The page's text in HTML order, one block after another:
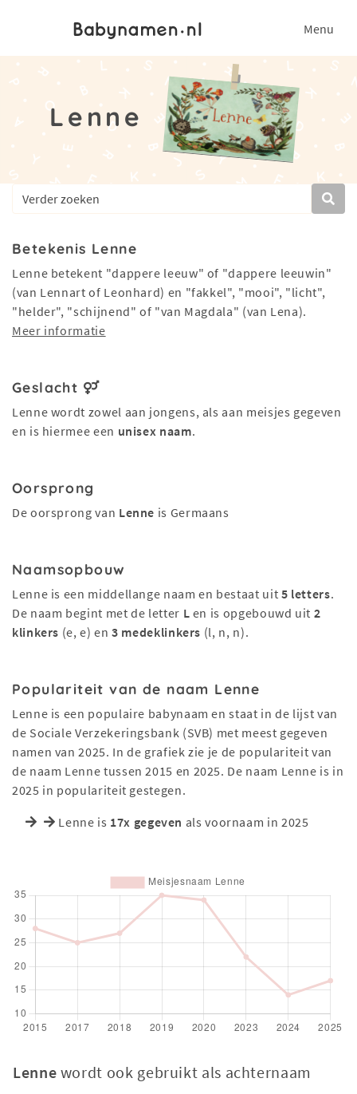
Menu
Lenne
Betekenis Lenne
Lenne betekent "dappere leeuw" of "dappere leeuwin"
(van Lennart of Leonhard) en "fakkel", "mooi", "licht",
"helder", "schijnend" of "van Magdala" (van Lena).
Meer informatie
Geslacht
Lenne wordt zowel aan jongens, als aan meisjes gegeven
en is hiermee een unisex naam.
Oorsprong
De oorsprong van Lenne is Germaans
Naamsopbouw
Lenne is een middellange naam en bestaat uit 5 letters.
De naam begint met de letter L en is opgebouwd uit 2
klinkers (e, e) en3 medeklinkers (l, n, n).
Populariteit van de naam Lenne
Lenne is een populaire babynaam en staat in de lijst van
de Sociale Verzekeringsbank (SVB) met meest gegeven
namen van 2025. In de grafiek zie je de populariteit van
de naam Lenne tussen 2015 en 2025. De naam Lenne is in
2025 in populariteit gestegen.
Lenne is 17x gegeven als voornaam in 2025
Lenne wordt ook gebruikt als achternaam